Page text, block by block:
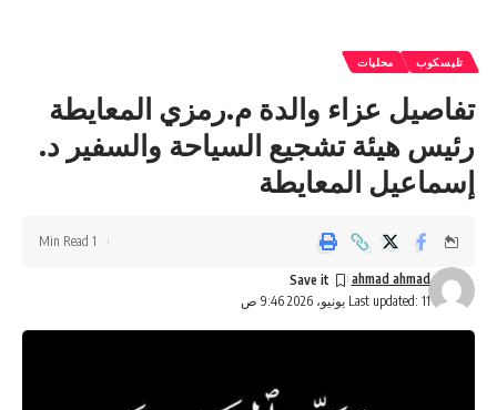
تليسكوب محليات
تفاصيل عزاء والدة م.رمزي المعايطة
رئيس هيئة تشجيع السياحة والسفير د.
إسماعيل المعايطة
Last updated: 11 يونيو، 2026 9:46 ص
ahmad ahmad
1 Min Read